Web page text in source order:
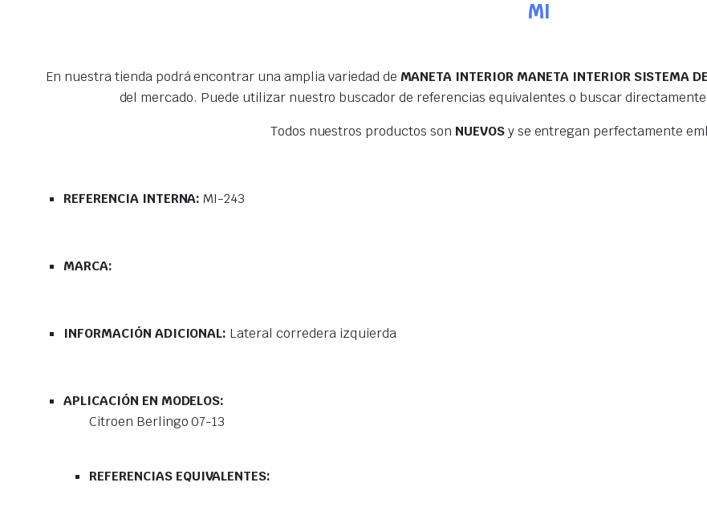
MI
En nuestra tienda podrá encontrar una amplia variedad de MANETA INTERIOR MANETA INTERIOR SISTEMA
del mercado. Puede utilizar nuestro buscador de referencias equivalentes o buscar
Todos nuestros productos son NUEVOSy se entregan perfectamente
REFERENCIA INTERNA:MI-243
MARCA:
INFORMACIÓN ADICIONAL: Lateral corredera izquierda
APLICACIÓN EN MODELOS:
Citroen Berlingo 07-13
REFERENCIAS EQUIVALENTES: